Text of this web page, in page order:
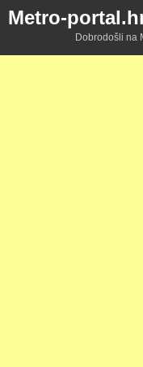
Metro-
Dobrodošli na